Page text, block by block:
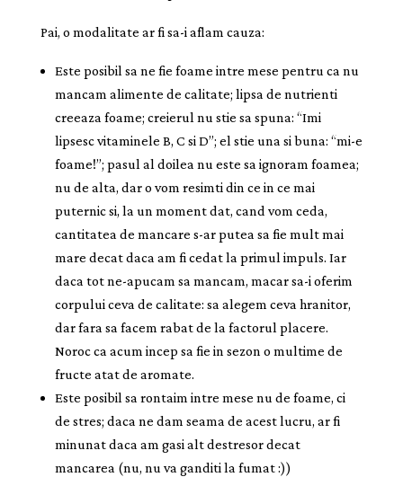
Pai, o modalitate ar fi sa-i aflam cauza:
Este posibil sa ne fie foame intre mese pentru ca nu
mancam alimente de calitate; lipsa de nutrienti
creeaza foame; creierul nu stie sa spuna: “Imi
lipsesc vitaminele B, C si D”; el stie una si buna: “mi-e
foame!”; pasul al doilea nu este sa ignoram foamea;
nu de alta, dar o vom resimti din ce in ce mai
puternic si, la un moment dat, cand vom ceda,
cantitatea de mancare s-ar putea sa fie mult mai
mare decat daca am fi cedat la primul impuls. Iar
daca tot ne-apucam sa mancam, macar sa-i oferim
corpului ceva de calitate: sa alegem ceva hranitor,
dar fara sa facem rabat de la factorul placere.
Noroc ca acum incep sa fie in sezon o multime de
fructe atat de aromate.
Este posibil sa rontaim intre mese nu de foame, ci
de stres; daca ne dam seama de acest lucru, ar fi
minunat daca am gasi alt destresor decat
mancarea (nu, nu va ganditi la fumat :))